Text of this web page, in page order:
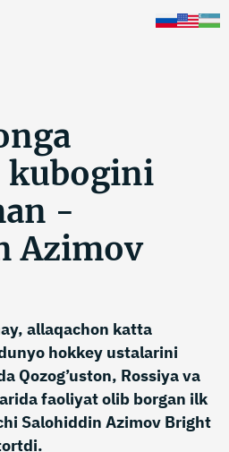
kubogini
-
Azimov
allaqachon katta
hokkey ustalarini
Qozog’uston, Rossiya va
faoliyat olib borgan ilk
Salohiddin Azimov Bright